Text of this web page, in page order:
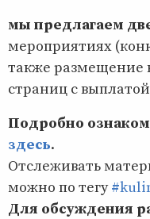
мы предлагаем
мероприятиях
также размещение
страниц с
Подробно
здесь.
Отслеживать
можно по тегу
Для обсуждения